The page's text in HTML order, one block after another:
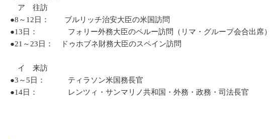
ア 往訪
●8～12日： ブルリッチ治安大臣の米国訪問
●13日： フォリー外務大臣のペルー訪問（リマ・グループ会合出席）
●21～23日： ドゥホブネ財務大臣のスペイン訪問
イ 来訪
●3～5日： ティラソン米国務長官
●14日： レンツィ・サンマリノ共和国・外務・政務・司法長官